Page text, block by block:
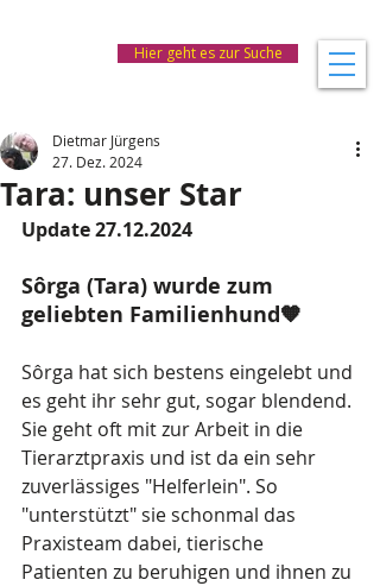
Hier geht es zur Suche
Tara: unser Star
Dietmar Jürgens
27. Dez. 2024
Update 27.12.2024
Sôrga (Tara) wurde zum
geliebten Familienhund🧡
Sôrga hat sich bestens eingelebt und
es geht ihr sehr gut, sogar blendend.
Sie geht oft mit zur Arbeit in die
Tierarztpraxis und ist da ein sehr
zuverlässiges "Helferlein". So
"unterstützt" sie schonmal das
Praxisteam dabei, tierische
Patienten zu beruhigen und ihnen zu